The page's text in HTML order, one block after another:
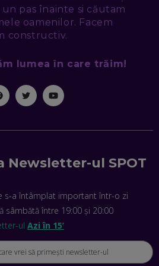
ÎNCEARCĂ SĂ TE MANIPULEZE, ONLINE.
DIN EPISODUL GEORGESCU
SCHIMBĂM MODUL ÎN CARE APLICI
DE PE PIAȚĂ! CUM POATE
LIVRĂRILE RAPIDE, DIN ROMÂNIA PÂNĂ ÎN
EXPERT ÎN E-GUVERNARE: N-O SĂ NE
MULT CU MANȚOGĂRII! DACĂ NU NE
EUROPENE, VOM AVEA
pas înainte si căutam
oamenilor. Facem
constructiv.
lumea în care trăim!
Newsletter-ul SPOT
s-a întâmplat important într-o zi
sâmbătă între 19:00 și 20:00
ul Azi în 15’